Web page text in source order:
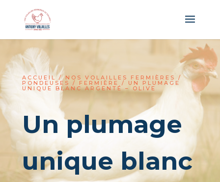
ACCUEIL/NOS VOLAILLES FERMIÈRES /
PONDEUSES / FERMIÈRE / UN PLUMAGE
UNIQUE BLANC ARGENTÉ – OLIVE
Un plumage
unique blanc